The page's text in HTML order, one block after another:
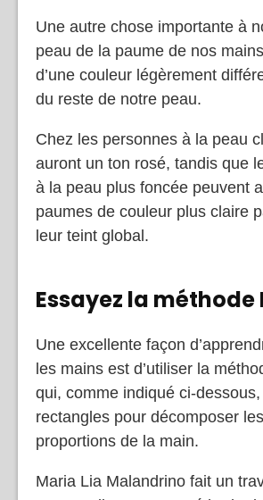
Une autre chose importante à
peau de la paume de nos
d’une couleur légèrement
du reste de notre peau.
Chez les personnes à la peau
auront un ton rosé, tandis que
à la peau plus foncée peuvent
paumes de couleur plus claire
leur teint global.
Essayez la méthode
Une excellente façon
les mains est d’utiliser la
qui, comme indiqué ci-
rectangles pour décomposer
proportions de la main.
Maria Lia Malandrino fait un